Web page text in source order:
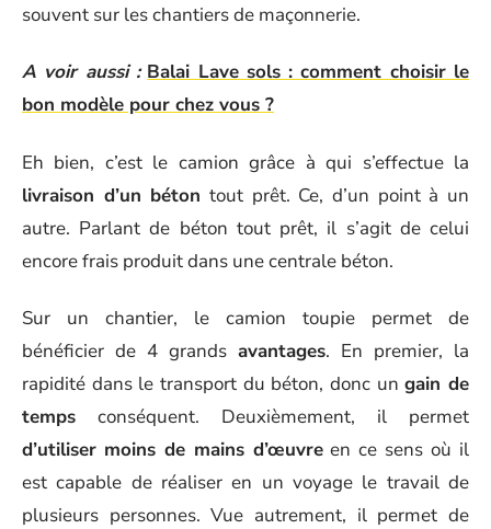
souvent sur les chantiers de maçonnerie.
A voir aussi : Balai Lave sols : comment choisir le
bon modèle pour chez vous ?
Eh bien, c’est le camion grâce à qui s’effectue la
livraison d’un béton tout prêt. Ce, d’un point à un
autre. Parlant de béton tout prêt, il s’agit de celui
encore frais produit dans une centrale béton.
Sur un chantier, le camion toupie permet de
bénéficier de 4 grands avantages. En premier, la
rapidité dans le transport du béton, donc ungain de
temps conséquent. Deuxièmement, il permet
d’utiliser moins de mains d’œuvreen ce sens où il
est capable de réaliser en un voyage le travail de
plusieurs personnes. Vue autrement, il permet de